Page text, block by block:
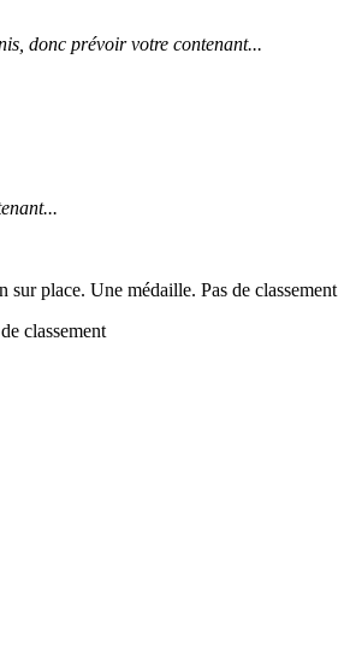
donc prévoir votre contenant...
place. Une médaille. Pas de classement
classement